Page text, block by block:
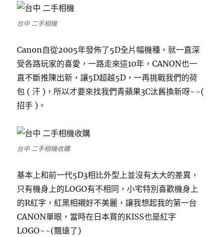
台中 二手相機
Canon自從2005年發佈了5D全片幅機種，就一直深
受各路玩家的喜愛，一路走來這10年，CANON也一
直不斷推陳出新，讓5D超越5D，一再挑戰我們的荷
包 ( 汗 )，所以才要來找我們青蘋果3C汰舊換新呀~~(
招手 )。
台中 二手相機收購
基本上和前一代5D3相比外型上並沒有太大的差異，
只有機身上的LOGO有不相同，小宅特別喜歡機身上
的R紅字，紅黑相襯好不美麗，讓我想起我的第一台
CANON單眼，當時在日本買的KISS也是紅字
LOGO~~(飄遠了)